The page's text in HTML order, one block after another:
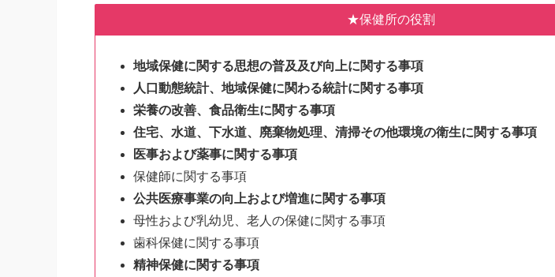
★保健所の役割
地域保健に関する思想の普及及び向上に関する事項
人口動態統計、地域保健に関わる統計に関する事項
栄養の改善、食品衛生に関する事項
住宅、水道、下水道、廃棄物処理、清掃その他環境の衛生に関する事項
医事および薬事に関する事項
保健師に関する事項
公共医療事業の向上および増進に関する事項
母性および乳幼児、老人の保健に関する事項
歯科保健に関する事項
精神保健に関する事項